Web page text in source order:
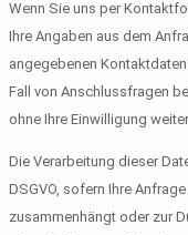
Wenn Sie uns per
Ihre Angaben aus dem
angegebenen
Fall von Anschlussfragen
ohne Ihre Einwilligung
Die Verarbeitung dieser
DSGVO, sofern Ihre
zusammenhängt oder zur